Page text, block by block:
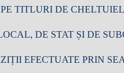
TITLURI DE
DE STAT ȘI DE
EFECTUATE PRIN